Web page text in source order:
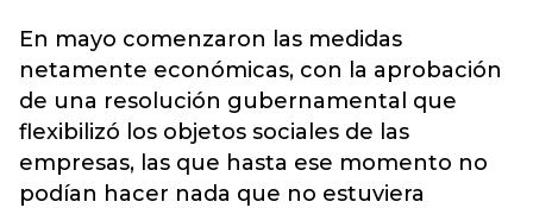
En mayo comenzaron las medidas
netamente económicas, con la aprobación
de una resolución gubernamental que
flexibilizó los objetos sociales de las
empresas, las que hasta ese momento no
podían hacer nada que no estuviera